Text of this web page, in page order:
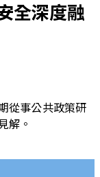
全深度融
從事公共政策研
解。